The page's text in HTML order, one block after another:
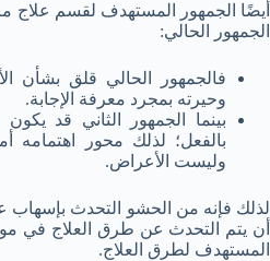
أيضًا الجمهور المستهدف لقسم
الجمهور الحالي:
فالجمهور الحالي قلق بشأن
وحيرته بمجرد معرفة الإجابة.
بينما الجمهور الثاني قد
بالفعل؛ لذلك محور اهتمامه
وليست الأعراض.
لذلك فإنه من الحشو التحدث بإسهاب
أن يتم التحدث عن طرق العلاج في
المستهدف لطرق العلاج.